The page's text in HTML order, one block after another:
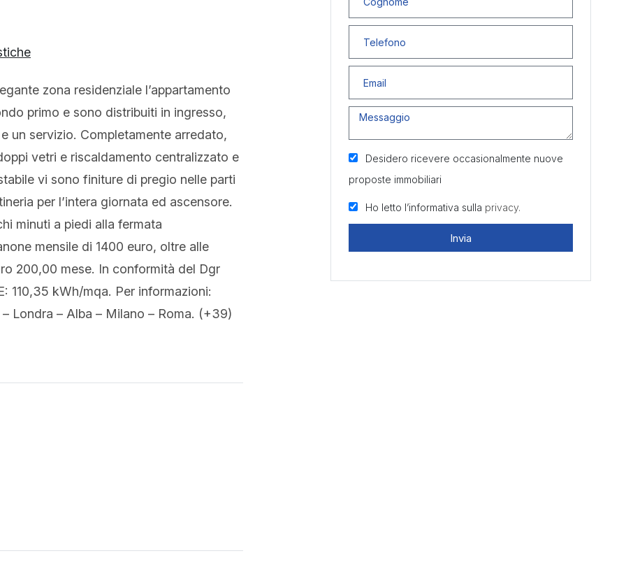
zona residenziale l’appartamento
primo e sono distribuiti in ingresso,
un servizio. Completamente arredato,
vetri e riscaldamento centralizzato e
vi sono finiture di pregio nelle parti
per l’intera giornata ed ascensore.
minuti a piedi alla fermata
mensile di 1400 euro, oltre alle
200,00 mese. In conformità del Dgr
110,35 kWh/mqa. Per informazioni:
Londra – Alba – Milano – Roma. (+39)
Desidero ricevere occasionalmente nuove
proposte immobiliari
Ho letto l’informativa sulla privacy.
Invia